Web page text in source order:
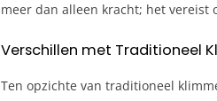
meer dan alleen kracht; het vereist
Verschillen met Traditioneel
Ten opzichte van traditioneel